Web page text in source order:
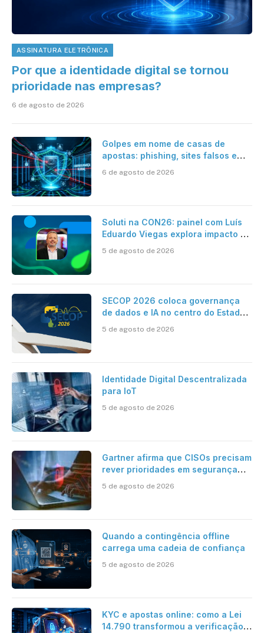
ASSINATURA ELETRÔNICA
Por que a identidade digital se tornou
prioridade nas empresas?
6 de agosto de 2026
Golpes em nome de casas de
apostas: phishing, sites falsos e
6 de agosto de 2026
Soluti na CON26: painel com Luís
Eduardo Viegas explora impacto de
Contabilidade
5 de agosto de 2026
SECOP 2026 coloca governança
de dados e IA no centro do Estado
5 de agosto de 2026
Identidade Digital Descentralizada
para IoT
5 de agosto de 2026
Gartner afirma que CISOs precisam
rever prioridades em segurança
desafios impostos pela Inteligência
5 de agosto de 2026
Quando a contingência offline
carrega uma cadeia de confiança
5 de agosto de 2026
KYC e apostas online: como a Lei
14.790 transformou a verificação